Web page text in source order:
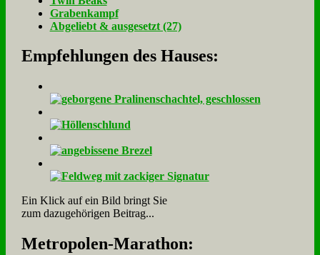
Gra­ben­kampf
Ab­ge­liebt & aus­ge­setzt (27)
Empfehlungen des Hauses:
Ein Klick auf ein Bild bringt Sie
zum dazugehörigen Beitrag...
Me­tro­po­len-Ma­ra­thon: